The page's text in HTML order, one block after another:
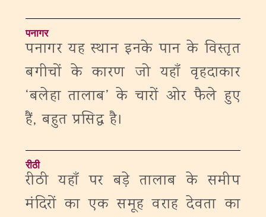
पनागर
पनागर यह स्थान इनके पान के विस्तृत
बगीचों के कारण जो यहाँ वृहदाकार
‘बलेहा तालाब’ के चारों ओर फैले हुए
हैं, बहुत प्रसिद्ध है।
रीठी
रीठी यहाँ पर बड़े तालाब के समीप
मंदिरों का एक समूह वराह देवता का